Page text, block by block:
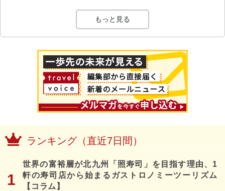
もっと見る
ランキング（直近7日間）
世界の富裕層が北九州「照寿司」を目指す理由、1
軒の寿司店から始まるガストロノミーツーリズム
【コラム】